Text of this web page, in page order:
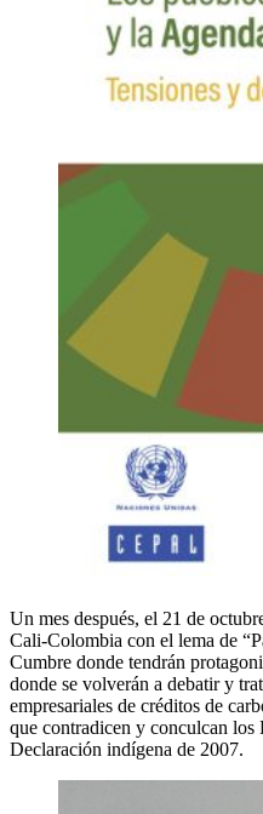
Un mes después, el 21 de
Cali-Colombia con el lema de
Cumbre donde tendrán
donde se volverán a debatir y
empresariales de créditos de
que contradicen y conculcan los
Declaración indígena de 2007.